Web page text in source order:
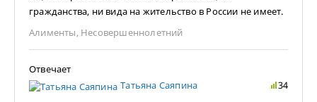
гражданства, ни вида на жительство в России не имеет.
Алименты, Несовершеннолетний
Отвечает
Татьяна Саяпина
34